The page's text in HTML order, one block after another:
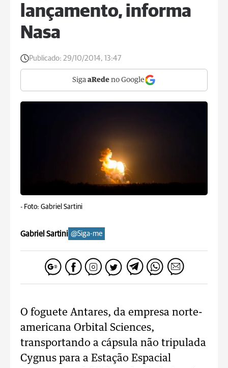
lançamento, informa
Nasa
Publicado: 29/10/2014, 13:47
Siga aRede no Google
- Foto: Gabriel Sartini
Gabriel Sartini @Siga-me
O foguete Antares, da empresa norte-
americana Orbital Sciences,
transportando a cápsula não tripulada
Cygnus para a Estação Espacial